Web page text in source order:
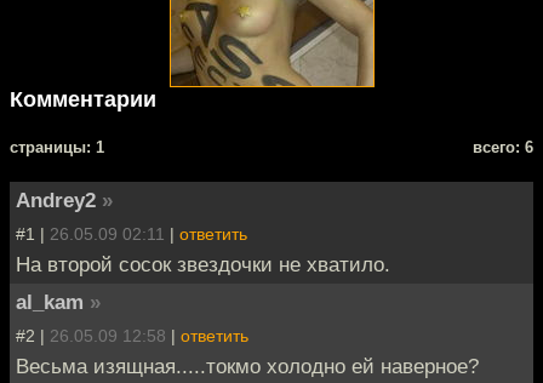
Комментарии
cтраницы: 1 всего: 6
Andrey2 »
#1 | 26.05.09 02:11 | ответить
На второй сосок звездочки не хватило.
al_kam »
#2 | 26.05.09 12:58 | ответить
Весьма изящная.....токмо холодно ей наверное?